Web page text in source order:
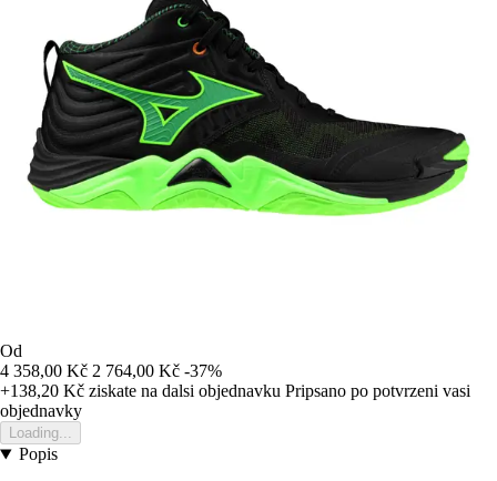
Od
4 358,00 Kč 2 764,00 Kč -37%
+138,20 Kč ziskate na dalsi objednavku Pripsano po potvrzeni vasi
objednavky
Loading...
Popis